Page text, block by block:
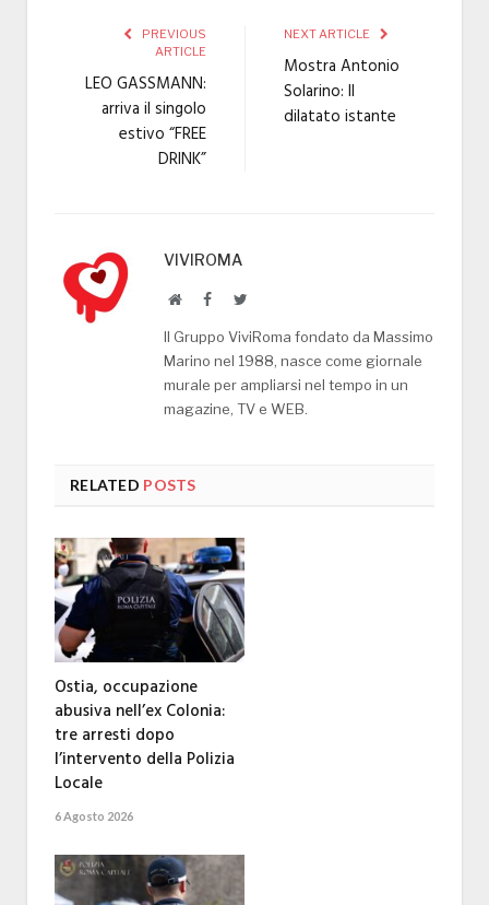
PREVIOUS
ARTICLE
LEO GASSMANN:
arriva il singolo
estivo “FREE
DRINK”
NEXT ARTICLE
Mostra Antonio
Solarino: Il
dilatato istante
VIVIROMA
WebsiteFacebookTwitter
Il Gruppo ViviRoma fondato da Massimo
Marino nel 1988, nasce come giornale
murale per ampliarsi nel tempo in un
magazine, TV e WEB.
RELATED POSTS
Ostia, occupazione
abusiva nell’ex Colonia:
tre arresti dopo
l’intervento della Polizia
Locale
6 Agosto 2026